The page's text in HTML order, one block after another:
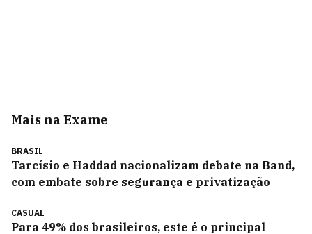
Mais na Exame
BRASIL
Tarcísio e Haddad nacionalizam debate na Band,
com embate sobre segurança e privatização
CASUAL
Para 49% dos brasileiros, este é o principal